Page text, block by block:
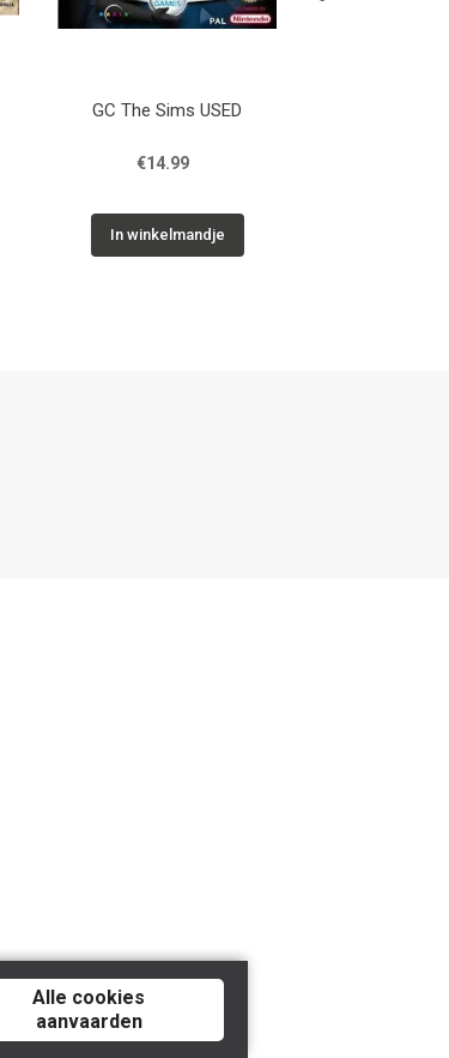
GC The Sims USED
€14.99
In winkelmandje
Alle cookies
aanvaarden